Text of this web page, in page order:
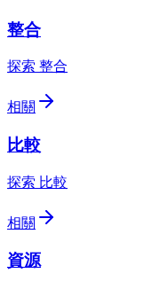
整合
探索 整合
相關
比較
探索 比較
相關
資源